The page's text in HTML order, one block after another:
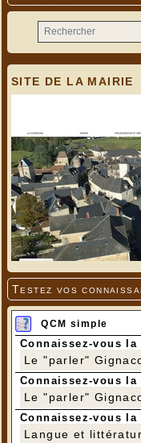
SITE DE LA MAIRIE
Testez vos
QCM simple
Connaissez-vous
Le "parler"
Connaissez-vous
Le "parler"
Connaissez-vous
Langue et